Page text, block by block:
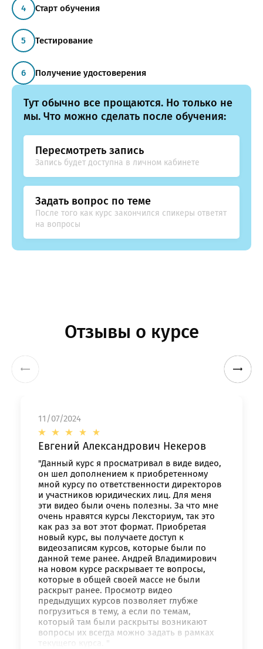
Старт обучения
Тестирование
Получение удостоверения
Тут обычно все прощаются. Но только не
мы. Что можно сделать после обучения:
Пересмотреть запись
Запись будет доступна в личном кабинете
Задать вопрос по теме
После того как курс закончился спикеры ответят
на вопросы
Отзывы о курсе
11/07/2024
Евгений Александрович Некеров
"Данный курс я просматривал в виде видео,
он шел дополнением к приобретенному
мной курсу по ответственности директоров
и участников юридических лиц. Для меня
эти видео были очень полезны. За что мне
очень нравятся курсы Лексториум, так это
как раз за вот этот формат. Приобретая
новый курс, вы получаете доступ к
видеозаписям курсов, которые были по
данной теме ранее. Андрей Владимирович
на новом курсе раскрывает те вопросы,
которые в общей своей массе не были
раскрыт ранее. Просмотр видео
предыдущих курсов позволяет глубже
погрузиться в тему, а если по темам,
который там были раскрыты возникают
вопросы их всегда можно задать в рамках
текущего курса. "